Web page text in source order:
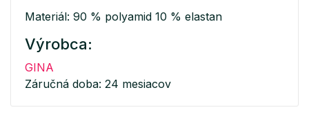
Materiál: 90 % polyamid 10 % elastan
Výrobca:
GINA
Záručná doba: 24 mesiacov